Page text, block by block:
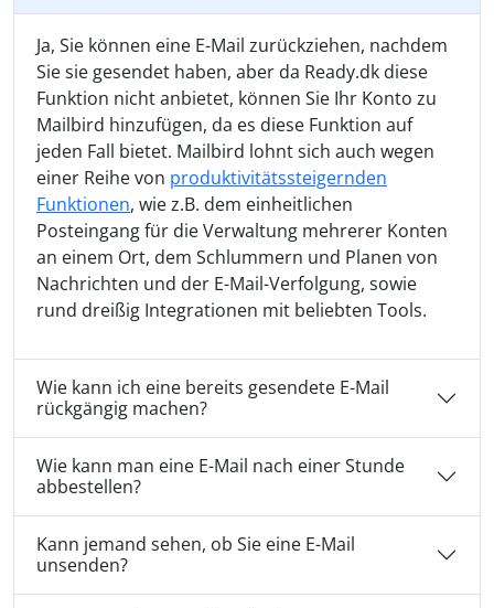
Ja, Sie können eine E-Mail zurückziehen, nachdem
Sie sie gesendet haben, aber da Ready.dk diese
Funktion nicht anbietet, können Sie Ihr Konto zu
Mailbird hinzufügen, da es diese Funktion auf
jeden Fall bietet. Mailbird lohnt sich auch wegen
einer Reihe von produktivitätssteigernden
Funktionen, wie z.B. dem einheitlichen
Posteingang für die Verwaltung mehrerer Konten
an einem Ort, dem Schlummern und Planen von
Nachrichten und der E-Mail-Verfolgung, sowie
rund dreißig Integrationen mit beliebten Tools.
Wie kann ich eine bereits gesendete E-Mail
rückgängig machen?
Wie kann man eine E-Mail nach einer Stunde
abbestellen?
Kann jemand sehen, ob Sie eine E-Mail
unsenden?